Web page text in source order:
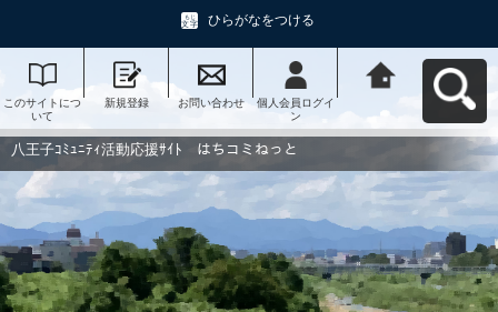
ひらがなをつける
このサイトにつ
いて
新規登録 お問い合わせ
個人会員ログイ
ン
動応援ｻｲﾄ はち
コミねっとへ戻
八王子ｺﾐｭﾆﾃｨ活動応援ｻｲﾄ はちコミねっと